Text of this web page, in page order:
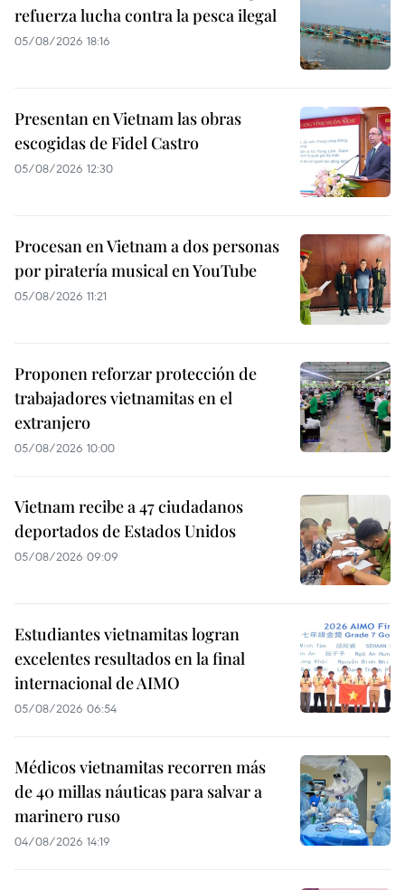
refuerza lucha contra la pesca ilegal
05/08/2026 18:16
Presentan en Vietnam las obras
escogidas de Fidel Castro
05/08/2026 12:30
Procesan en Vietnam a dos personas
por piratería musical en YouTube
05/08/2026 11:21
Proponen reforzar protección de
trabajadores vietnamitas en el
extranjero
05/08/2026 10:00
Vietnam recibe a 47 ciudadanos
deportados de Estados Unidos
05/08/2026 09:09
Estudiantes vietnamitas logran
excelentes resultados en la final
internacional de AIMO
05/08/2026 06:54
Médicos vietnamitas recorren más
de 40 millas náuticas para salvar a
marinero ruso
04/08/2026 14:19